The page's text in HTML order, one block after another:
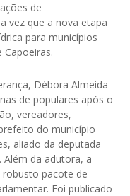
de
vez que a nova etapa
para municípios
Débora Almeida
de populares após o
vereadores,
do município
aliado da deputada
Além da adutora, a
pacote de
Foi publicado